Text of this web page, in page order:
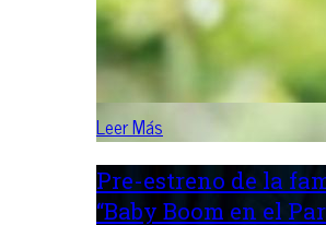
Leer Más
Pre-estreno de la
“Baby Boom en el